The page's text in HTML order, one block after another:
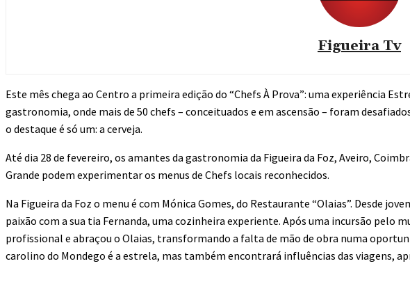
Figueira Tv
Este mês chega ao Centro a primeira edição do “Chefs À Prova”: uma experiência
gastronomia, onde mais de 50 chefs – conceituados e em ascensão – foram
o destaque é só um: a cerveja.
Até dia 28 de fevereiro, os amantes da gastronomia da Figueira da Foz, Aveiro,
Grande podem experimentar os menus de Chefs locais reconhecidos.
Na Figueira da Foz o menu é com Mónica Gomes, do Restaurante “Olaias”. Desde
paixão com a sua tia Fernanda, uma cozinheira experiente. Após uma incursão pelo
profissional e abraçou o Olaias, transformando a falta de mão de obra numa
carolino do Mondego é a estrela, mas também encontrará influências das viagens,